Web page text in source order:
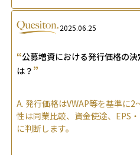
2025.06.25
“公募増資における発行価格の
は？ ”
A. 発行価格はVWAP等を基準に
性は同業比較、資金使途、EPS
に判断します。